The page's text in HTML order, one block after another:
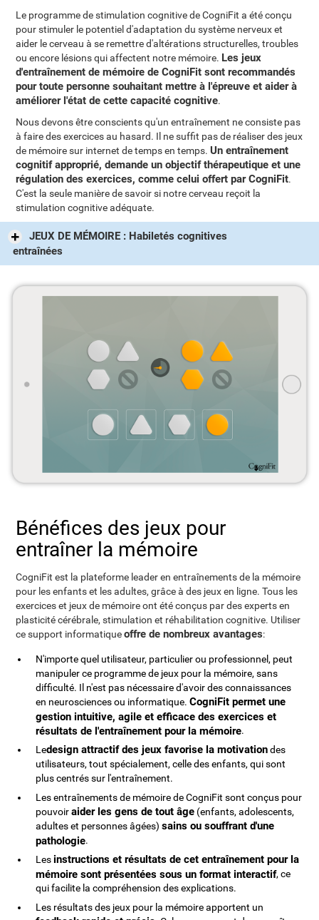
Le programme de stimulation cognitive de CogniFit a été conçu
pour stimuler le potentiel d'adaptation du système nerveux et
aider le cerveau à se remettre d'altérations structurelles, troubles
ou encore lésions qui affectent notre mémoire. Les jeux
d'entraînement de mémoire de CogniFit sont recommandés
pour toute personne souhaitant mettre à l'épreuve et aider à
améliorer l'état de cette capacité cognitive.
Nous devons être conscients qu'un entraînement ne consiste pas
à faire des exercices au hasard. Il ne suffit pas de réaliser des jeux
de mémoire sur internet de temps en temps.Un entraînement
cognitif approprié, demande un objectif thérapeutique et une
régulation des exercices, comme celui offert par CogniFit.
C'est la seule manière de savoir si notre cerveau reçoit la
stimulation cognitive adéquate.
JEUX DE MÉMOIRE : Habiletés cognitives
entraînées
Bénéfices des jeux pour
entraîner la mémoire
CogniFit est la plateforme leader en entraînements de la mémoire
pour les enfants et les adultes, grâce à des jeux en ligne. Tous les
exercices et jeux de mémoire ont été conçus par des experts en
plasticité cérébrale, stimulation et réhabilitation cognitive. Utiliser
ce support informatiqueoffre de nombreux avantages:
N'importe quel utilisateur, particulier ou professionnel, peut
manipuler ce programme de jeux pour la mémoire, sans
difficulté. Il n'est pas nécessaire d'avoir des connaissances
en neurosciences ou informatique.CogniFit permet une
gestion intuitive, agile et efficace des exercices et
résultats de l'entraînement pour la mémoire.
Ledesign attractif des jeux favorise la motivationdes
utilisateurs, tout spécialement, celle des enfants, qui sont
plus centrés sur l'entraînement.
Les entraînements de mémoire de CogniFit sont conçus pour
pouvoiraider les gens de tout âge (enfants, adolescents,
adultes et personnes âgées)sains ou souffrant d'une
pathologie.
Lesinstructions et résultats de cet entraînement pour la
mémoire sont présentées sous un format interactif, ce
qui facilite la compréhension des explications.
Les résultats des jeux pour la mémoire apportent un